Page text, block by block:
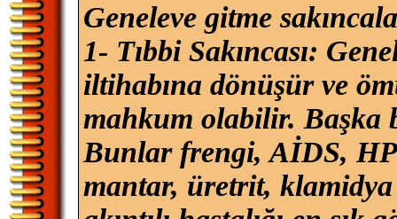
Geneleve gitme
1- Tıbbi Sakıncası:
iltihabına dönüşür ve
mahkum olabilir. Başka
Bunlar frengi, AİDS,
mantar, üretrit,